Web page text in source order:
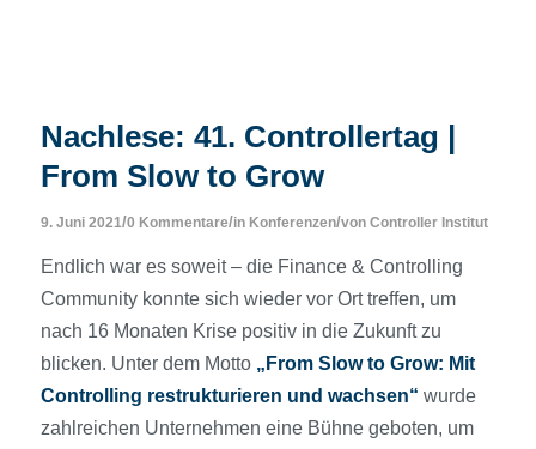
Nachlese: 41. Controllertag |
From Slow to Grow
9. Juni 2021/0 Kommentare/in Konferenzen/von Controller Institut
Endlich war es soweit – die Finance & Controlling
Community konnte sich wieder vor Ort treffen, um
nach 16 Monaten Krise positiv in die Zukunft zu
blicken. Unter dem Motto „From Slow to Grow: Mit
Controlling restrukturieren und wachsen“ wurde
zahlreichen Unternehmen eine Bühne geboten, um